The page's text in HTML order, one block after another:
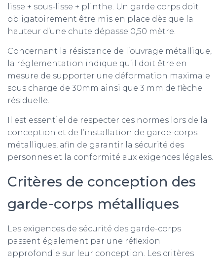
lisse + sous-lisse + plinthe. Un garde corps doit
obligatoirement être mis en place dès que la
hauteur d’une chute dépasse 0,50 mètre.
Concernant la résistance de l’ouvrage métallique,
la réglementation indique qu’il doit être en
mesure de supporter une déformation maximale
sous charge de 30mm ainsi que 3 mm de flèche
résiduelle.
Il est essentiel de respecter ces normes lors de la
conception et de l’installation de garde-corps
métalliques, afin de garantir la sécurité des
personnes et la conformité aux exigences légales.
Critères de conception des
garde-corps métalliques
Les exigences de sécurité des garde-corps
passent également par une réflexion
approfondie sur leur conception. Les critères